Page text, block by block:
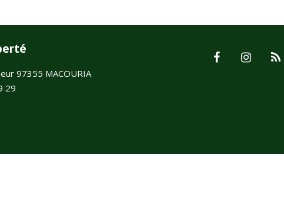
97355 MACOURIA
29